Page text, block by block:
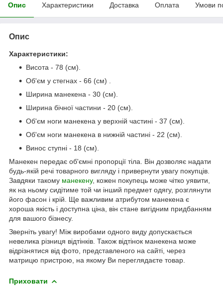
Опис Характеристики Доставка Оплата Умови
Опис
Характеристики:
Висота - 78 (см).
Об'єм у стегнах - 66 (см) .
Ширина манекена - 30 (см).
Ширина бічної частини - 20 (см).
Об'єм ноги манекена у верхній частині - 37 (см).
Об'єм ноги манекена в нижній частині - 22 (см).
Винос ступні - 18 (см).
Манекен передає об'ємні пропорції тіла. Він дозволяє надати
будь-якій речі товарного вигляду і привернути увагу покупців.
Завдяки такому манекену, кожен покупець може чітко уявити,
як на ньому сидітиме той чи інший предмет одягу, розглянути
його фасон і крій. Ще важливим атрибутом манекена є
хороша якість і доступна ціна, він стане вигідним придбанням
для вашого бізнесу.
Зверніть увагу! Між виробами одного виду допускається
невелика різниця відтінків. Також відтінок манекена може
відрізнятися від фото, представленого на сайті, через
матрицю пристрою, на якому Ви переглядаєте товар.
Приховати